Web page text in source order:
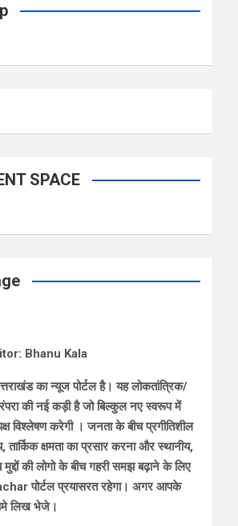
SPACE
Kala
का न्यूज पोर्टल है। यह लोकतांत्रिक/
की नई कड़ी है जो बिल्कुल नए स्वरूप में
विश्लेषण करेगी । जनता के बीच प्रगीतिशील
तार्किक क्षमता का प्रसार करना और स्थानीय,
मुद्दों की लोगो के बीच गहरी समझ बढ़ाने के लिए
पोर्टल प्रयासरत रहेगा। अगर आपके
लिख भेजे।